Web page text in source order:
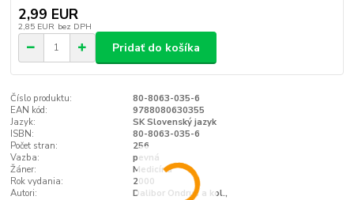
2,99 EUR
2,85 EUR bez DPH
Pridať do košíka
Číslo produktu:
80-8063-035-6
EAN kód:
9788080630355
Jazyk:
SK Slovenský jazyk
ISBN:
80-8063-035-6
Počet stran:
256
Vazba:
pevná
Žáner:
Medicína
Rok vydania:
2000
Autori:
Dalibor Ondruš a kol.,